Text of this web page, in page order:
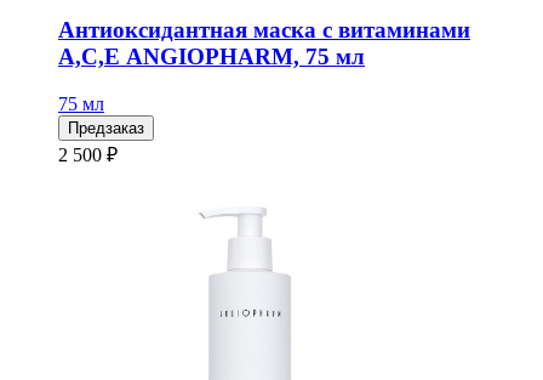
Антиоксидантная маска с витаминами
А,С,Е ANGIOPHARM, 75 мл
75 мл
Предзаказ
2 500 ₽